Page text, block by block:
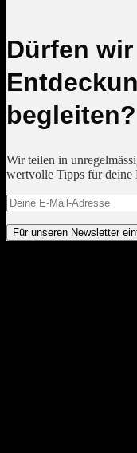
Dürfen
begleiten?
Wir teilen in
wertvolle Tipps für deine